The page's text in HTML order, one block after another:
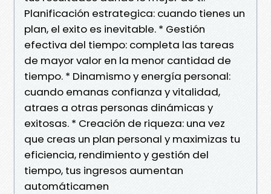
Planificación estrategica: cuando tienes un
plan, el exito es inevitable. * Gestión
efectiva del tiempo: completa las tareas
de mayor valor en la menor cantidad de
tiempo. * Dinamismo y energía personal:
cuando emanas confianza y vitalidad,
atraes a otras personas dinámicas y
exitosas. * Creación de riqueza: una vez
que creas un plan personal y maximizas tu
eficiencia, rendimiento y gestión del
tiempo, tus ingresos aumentan
automáticamen